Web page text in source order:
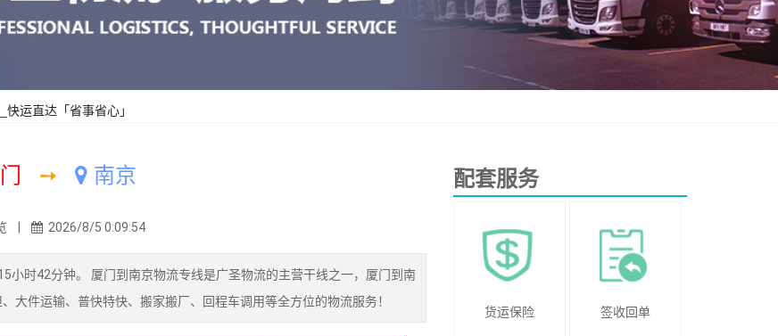
运直达「省事省心」
➙ 南京
| 2026/8/5 0:09:54
小时42分钟。 厦门到南京物流专线是广圣物流的主营干线之一，厦门到南
大件运输、普快特快、搬家搬厂、回程车调用等全方位的物流服务！
配套服务
货运保险 签收回单